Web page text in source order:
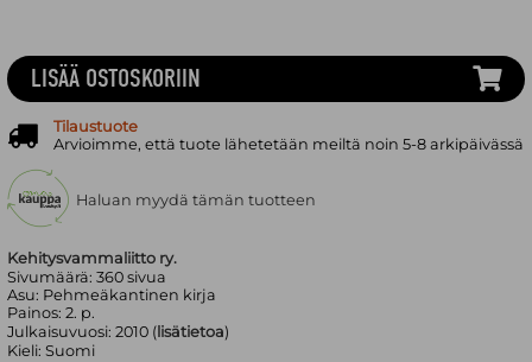
Kehitysvammaliitto ry.
Sivumäärä:360 sivua
Asu: Pehmeäkantinen kirja
Painos:2. p.
Julkaisuvuosi:2010 ( lisätietoa)
Kieli:Suomi
LISÄÄ OSTOSKORIIN
Tilaustuote
Arvioimme, että tuote lähetetään meiltä noin 5-8 arkipäivässä
Haluan myydä tämän tuotteen